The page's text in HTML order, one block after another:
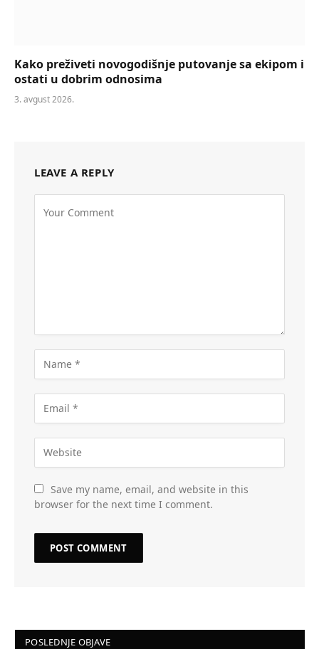
Kako preživeti novogodišnje putovanje sa ekipom i
ostati u dobrim odnosima
3. avgust 2026.
LEAVE A REPLY
Save my name, email, and website in this
browser for the next time I comment.
POSLEDNJE OBJAVE